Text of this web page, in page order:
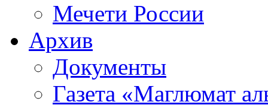
Мечети России
Архив
Документы
Газета «Маглюмат